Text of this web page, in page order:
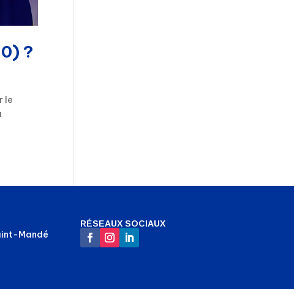
?
le
Mandé
RÉSEAUX SOCIAUX